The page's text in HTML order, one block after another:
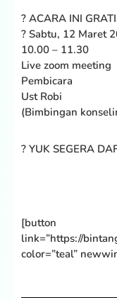
? ACARA INI
? Sabtu, 12 Maret
10.00 – 11.30
Live zoom meeting
Pembicara
Ust Robi
(Bimbingan
? YUK SEGERA
[button
link=”https://
color=”teal”